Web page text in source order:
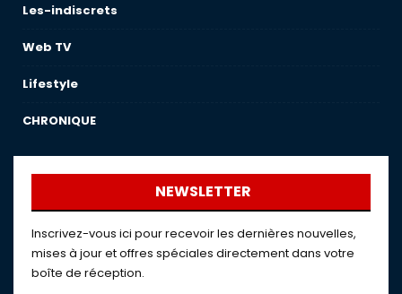
Les-indiscrets
Web TV
Lifestyle
CHRONIQUE
NEWSLETTER
Inscrivez-vous ici pour recevoir les dernières nouvelles,
mises à jour et offres spéciales directement dans votre
boîte de réception.